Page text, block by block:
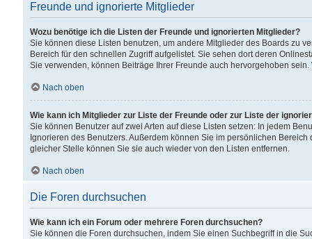
Freunde und ignorierte Mitglieder
Wozu benötige ich die Listen der Freunde und ignorierten Mitglieder?
Sie können diese Listen benutzen, um andere Mitglieder des Boards zu
Bereich für den schnellen Zugriff aufgelistet. Sie sehen dort deren
Sie verwenden, können Beiträge Ihrer Freunde auch hervorgehoben
Nach oben
Wie kann ich Mitglieder zur Liste der Freunde oder zur Liste der
Sie können Benutzer auf zwei Arten auf diese Listen setzen: In jedem
Ignorieren des Benutzers. Außerdem können Sie im persönlichen
gleicher Stelle können Sie sie auch wieder von den Listen entfernen.
Nach oben
Die Foren durchsuchen
Wie kann ich ein Forum oder mehrere Foren durchsuchen?
Sie können die Foren durchsuchen, indem Sie einen Suchbegriff in die